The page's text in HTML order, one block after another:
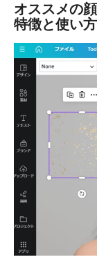
オススメの
特徴と使い方